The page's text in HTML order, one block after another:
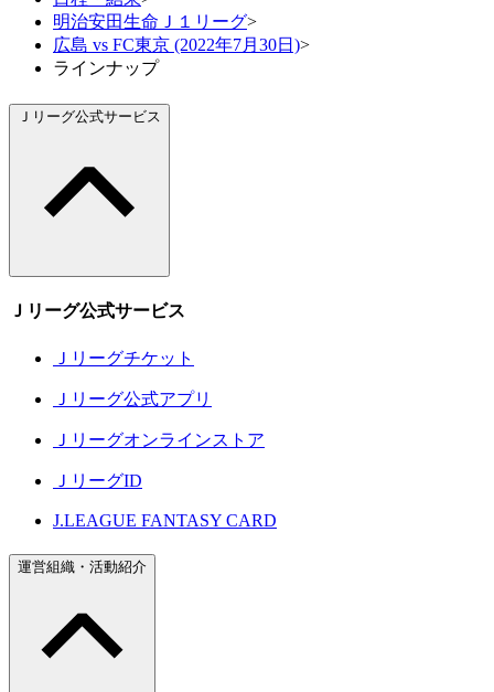
明治安田生命Ｊ１リーグ>
広島 vs FC東京 (2022年7月30日)>
ラインナップ
Ｊリーグ公式サービス
Ｊリーグ公式サービス
Ｊリーグチケット
Ｊリーグ公式アプリ
Ｊリーグオンラインストア
ＪリーグID
J.LEAGUE FANTASY CARD
運営組織・活動紹介